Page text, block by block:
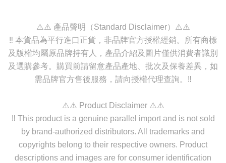
⚠️⚠️ 產品聲明（Standard Disclaimer）⚠️⚠️
‼️ 本貨品為平行進口正貨，非品牌官方授權經銷。所有商標
及版權均屬原品牌持有人，產品介紹及圖片僅供消費者識別
及選購參考。購買前請留意產品產地、批次及保養差異，如
需品牌官方售後服務，請向授權代理查詢。‼️
⚠️⚠️ Product Disclaimer ⚠️⚠️
‼️ This product is a genuine parallel import and is not sold
by brand-authorized distributors. All trademarks and
copyrights belong to their respective owners. Product
descriptions and images are for consumer identification